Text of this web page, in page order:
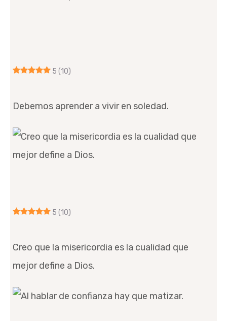
5 (10)
Debemos aprender a vivir en soledad.
5 (10)
Creo que la misericordia es la cualidad que
mejor define a Dios.